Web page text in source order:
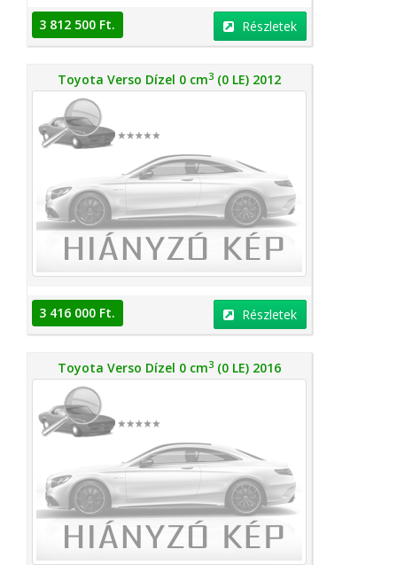
3 812 500 Ft. Részletek
Toyota Verso Dízel 0 cm3 (0 LE) 2012
3 416 000 Ft. Részletek
Toyota Verso Dízel 0 cm3 (0 LE) 2016